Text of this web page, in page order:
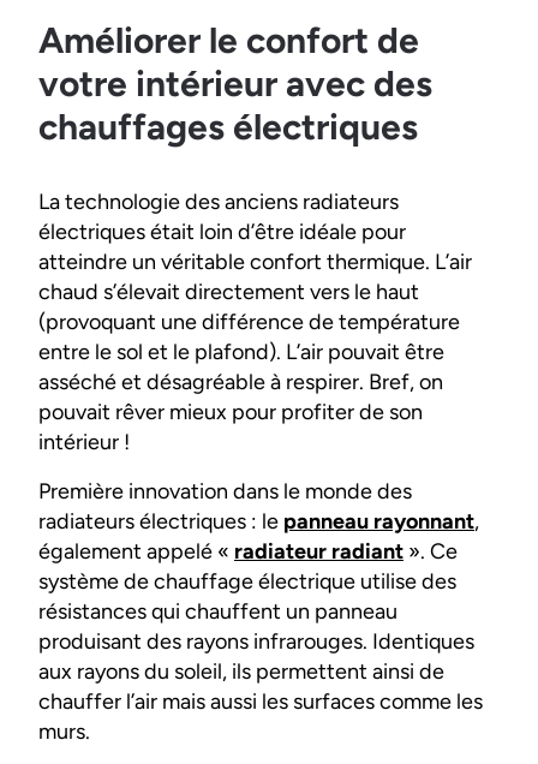
Améliorer le confort de
votre intérieur avec des
chauffages électriques
La technologie des anciens radiateurs
électriques était loin d’être idéale pour
atteindre un véritable confort thermique. L’air
chaud s’élevait directement vers le haut
(provoquant une différence de température
entre le sol et le plafond). L’air pouvait être
asséché et désagréable à respirer. Bref, on
pouvait rêver mieux pour profiter de son
intérieur !
Première innovation dans le monde des
radiateurs électriques : le panneau rayonnant,
également appelé « radiateur radiant ». Ce
système de chauffage électrique utilise des
résistances qui chauffent un panneau
produisant des rayons infrarouges. Identiques
aux rayons du soleil, ils permettent ainsi de
chauffer l’air mais aussi les surfaces comme les
murs.